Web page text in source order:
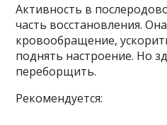
Активность в
часть восстановления.
кровообращение,
поднять настроение. Но
переборщить.
Рекомендуется: